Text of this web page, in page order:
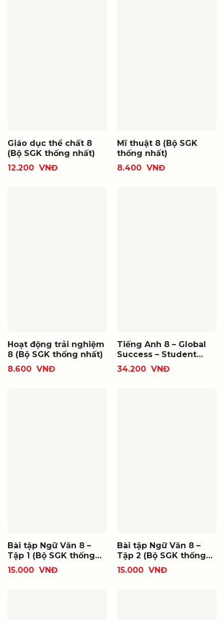
Giáo dục thể chất 8
(Bộ SGK thống nhất)
12.200 VNĐ
Mĩ thuật 8 (Bộ SGK
thống nhất)
8.400 VNĐ
Hoạt động trải nghiệm
8 (Bộ SGK thống nhất)
8.600 VNĐ
Tiếng Anh 8 – Global
Success – Student
book (Bộ SGK thống
nhất)
34.200 VNĐ
Bài tập Ngữ Văn 8 –
Tập 1 (Bộ SGK thống
nhất)
15.000 VNĐ
Bài tập Ngữ Văn 8 –
Tập 2 (Bộ SGK thống
nhất)
15.000 VNĐ